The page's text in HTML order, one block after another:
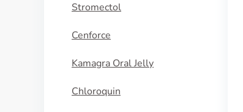
Stromectol
Cenforce
Kamagra Oral Jelly
Chloroquin